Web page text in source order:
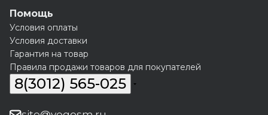
Помощь
Условия оплаты
Условия доставки
Гарантия на товар
Правила продажи товаров для покупателей
8(3012) 565-025